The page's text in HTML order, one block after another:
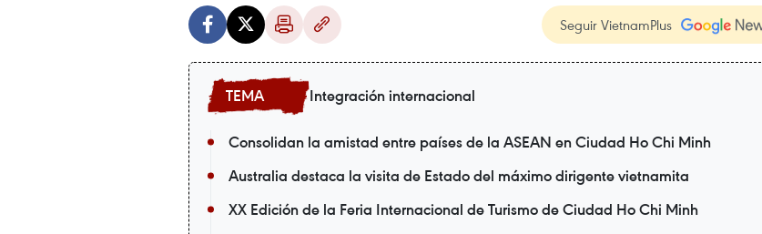
Seguir VietnamPlus
Integración internacional
Consolidan la amistad entre países de la ASEAN en Ciudad Ho Chi Minh
Australia destaca la visita de Estado del máximo dirigente vietnamita
XX Edición de la Feria Internacional de Turismo de Ciudad Ho Chi Minh